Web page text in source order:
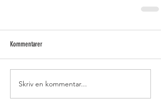
Kommentarer
Skriv en kommentar...